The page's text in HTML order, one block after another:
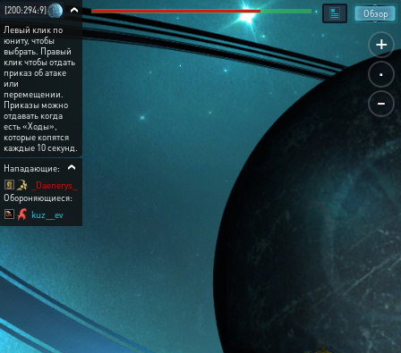
+
.
-
Обзор
[200:294:9]
Левый клик по
юниту, чтобы
выбрать. Правый
клик чтобы отдать
приказ об атаке
или
перемещении.
Приказы можно
отдавать когда
есть «Ходы»,
которые копятся
каждые 10 секунд.
Нападающие:
_Daenerys_
Обороняющиеся:
kuz__ev